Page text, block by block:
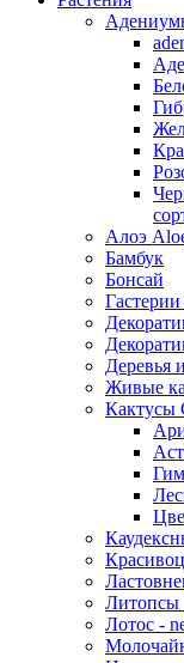
Алоэ
Бамбук
Бонсай
Гастерии
Деревья
Живые
Кактусы
Литопсы
Лотос -